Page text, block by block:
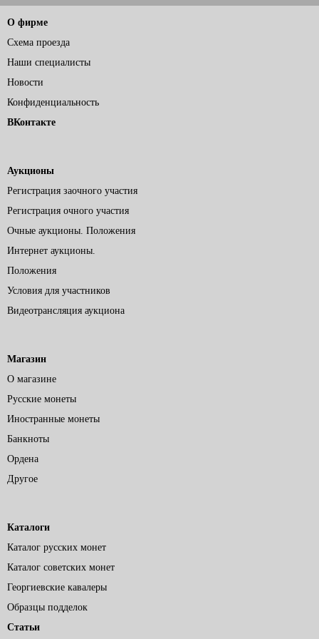
О фирме
Схема проезда
Наши специалисты
Новости
Конфиденциальность
ВКонтакте
Аукционы
Регистрация заочного участия
Регистрация очного участия
Очные аукционы. Положения
Интернет аукционы.
Положения
Условия для участников
Видеотрансляция аукциона
Магазин
О магазине
Русские монеты
Иностранные монеты
Банкноты
Ордена
Другое
Каталоги
Каталог русских монет
Каталог советских монет
Георгиевские кавалеры
Образцы подделок
Статьи